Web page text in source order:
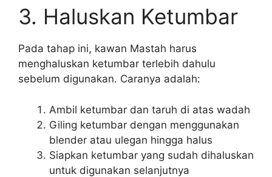
3. Haluskan Ketumbar
Pada tahap ini, kawan Mastah harus
menghaluskan ketumbar terlebih dahulu
sebelum digunakan. Caranya adalah:
Ambil ketumbar dan taruh di atas wadah
Giling ketumbar dengan menggunakan
blender atau ulegan hingga halus
Siapkan ketumbar yang sudah dihaluskan
untuk digunakan selanjutnya